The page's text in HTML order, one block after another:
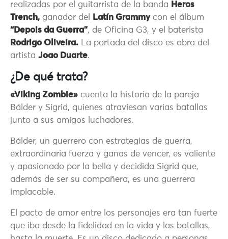
realizadas por el guitarrista de la banda Heros
Trench, ganador del Latín Grammycon el álbum
“Depois da Guerra”, de Oficina G3, y el baterista
Rodrigo Oliveira. La portada del disco es obra del
artista Joao Duarte.
¿De qué trata?
«Viking Zombie» cuenta la historia de la pareja
Bálder y Sigrid, quienes atraviesan varias batallas
junto a sus amigos luchadores.
Bálder, un guerrero con estrategias de guerra,
extraordinaria fuerza y ganas de vencer, es valiente
y apasionado por la bella y decidida Sigrid que,
además de ser su compañera, es una guerrera
implacable.
El pacto de amor entre los personajes era tan fuerte
que iba desde la fidelidad en la vida y las batallas,